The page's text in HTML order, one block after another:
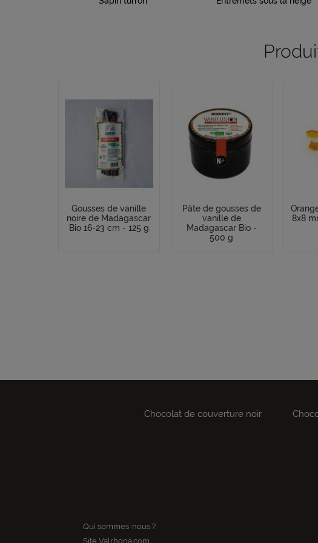
Gousses de vanille
noire de Madagascar
Bio 16-23 cm - 125 g
Pâte de gousses de
vanille de
Madagascar Bio -
500 g
8x8
Chocolat de couverture noir
Qui sommes-nous ?
Site Valrhona.com